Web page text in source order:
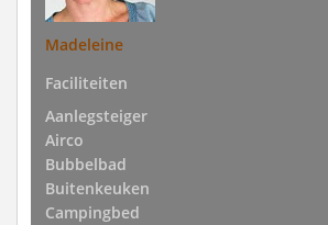
Madeleine
Faciliteiten
Aanlegsteiger
Airco
Bubbelbad
Buitenkeuken
Campingbed